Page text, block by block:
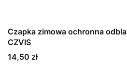
Czapka zimowa ochronna
CZVIS
Cena
14,50 zł